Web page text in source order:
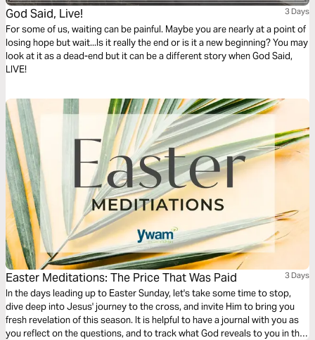
God Said, Live! 3 Days
For some of us, waiting can be painful. Maybe you are nearly at a point of
losing hope but wait...Is it really the end or is it a new beginning? You may
look at it as a dead-end but it can be a different story when God Said,
LIVE!
Easter Meditations: The Price That Was Paid 3 Days
In the days leading up to Easter Sunday, let's take some time to stop,
dive deep into Jesus' journey to the cross, and invite Him to bring you
fresh revelation of this season. It is helpful to have a journal with you as
you reflect on the questions, and to track what God reveals to you in this